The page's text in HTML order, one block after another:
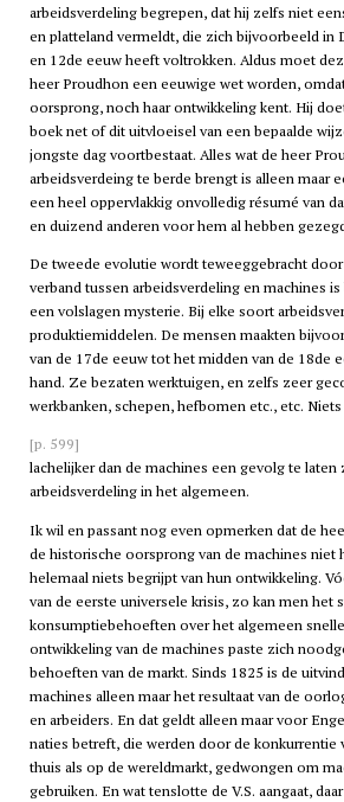
arbeidsverdeling begrepen, dat hij zelfs niet
en platteland vermeldt, die zich bijvoorbeeld in
en 12de eeuw heeft voltrokken. Aldus moet
heer Proudhon een eeuwige wet worden,
oorsprong, noch haar ontwikkeling kent. Hij
boek net of dit uitvloeisel van een bepaalde
jongste dag voortbestaat. Alles wat de heer
arbeidsverdeing te berde brengt is alleen maar
een heel oppervlakkig onvolledig résumé van
en duizend anderen voor hem al hebben
De tweede evolutie wordt teweeggebracht
verband tussen arbeidsverdeling en machines
een volslagen mysterie. Bij elke soort
produktiemiddelen. De mensen maakten
van de 17de eeuw tot het midden van de 18de
hand. Ze bezaten werktuigen, en zelfs zeer
werkbanken, schepen, hefbomen etc., etc.
[p. 599]
lachelijker dan de machines een gevolg te laten
arbeidsverdeling in het algemeen.
Ik wil en passant nog even opmerken dat de
de historische oorsprong van de machines niet
helemaal niets begrijpt van hun ontwikkeling.
van de eerste universele krisis, zo kan men het
konsumptiebehoeften over het algemeen
ontwikkeling van de machines paste zich
behoeften van de markt. Sinds 1825 is de
machines alleen maar het resultaat van de
en arbeiders. En dat geldt alleen maar voor
naties betreft, die werden door de konkurrentie
thuis als op de wereldmarkt, gedwongen om
gebruiken. En wat tenslotte de V.S. aangaat,